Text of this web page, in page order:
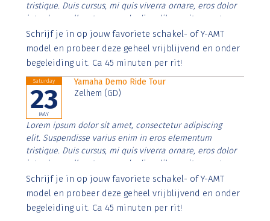
tristique. Duis cursus, mi quis viverra ornare, eros dolor
interdum nulla, ut commodo diam libero vitae erat.
Aenean faucibus nibh et justo cursus id rutrum lorem
imperdiet. Nunc ut sem vitae risus tristique posuere.
Schrijf je in op jouw favoriete schakel- of Y-AMT
model en probeer deze geheel vrijblijvend en onder
begeleiding uit. Ca 45 minuten per rit!
Saturday
23
MAY
Yamaha Demo Ride Tour
Zelhem (GD)
Lorem ipsum dolor sit amet, consectetur adipiscing
elit. Suspendisse varius enim in eros elementum
tristique. Duis cursus, mi quis viverra ornare, eros dolor
interdum nulla, ut commodo diam libero vitae erat.
Aenean faucibus nibh et justo cursus id rutrum lorem
imperdiet. Nunc ut sem vitae risus tristique posuere.
Schrijf je in op jouw favoriete schakel- of Y-AMT
model en probeer deze geheel vrijblijvend en onder
begeleiding uit. Ca 45 minuten per rit!